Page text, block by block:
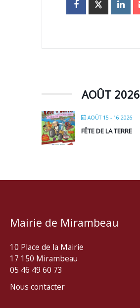
AOÛT 2026
AOÛT 15 - 16 2026
FÊTE DE LA TERRE
Mairie de Mirambeau
10 Place de la Mairie
17 150 Mirambeau
05 46 49 60 73
Nous contacter